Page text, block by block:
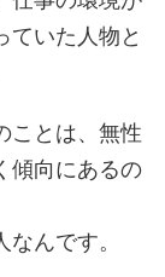
ていた人物と
ことは、無性
傾向にあるの
んです。